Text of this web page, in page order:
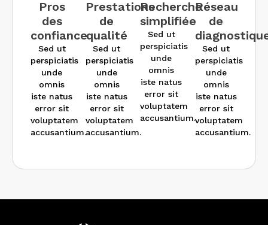
confiance
Sed ut
perspiciatis
unde
omnis
iste natus
error sit
voluptatem
accusantium.
qualité
Sed ut
perspiciatis
unde
omnis
iste natus
error sit
voluptatem
accusantium.
Sed ut
perspiciatis
unde
omnis
iste natus
error sit
voluptatem
accusantium.
Sed ut
perspiciatis
unde
omnis
iste natus
error sit
voluptatem
accusantium.